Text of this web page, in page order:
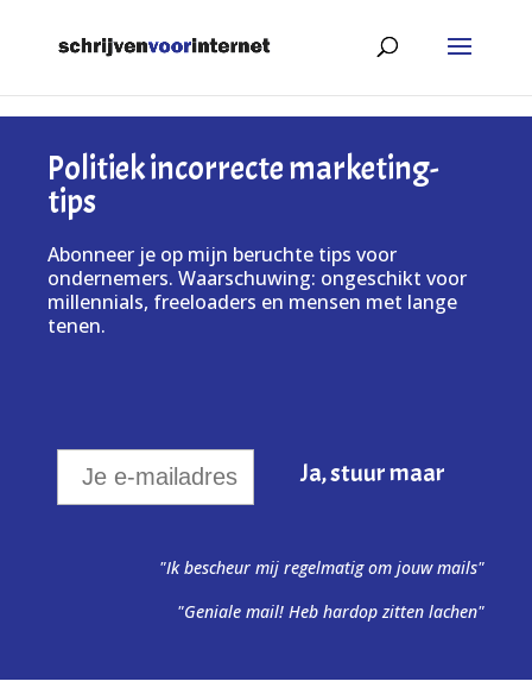
Politiek incorrecte marketing-
tips
Abonneer je op mijn beruchte tips voor
ondernemers. Waarschuwing: ongeschikt voor
millennials, freeloaders en mensen met lange
tenen.
"Ik bescheur mij regelmatig om jouw mails"
"Geniale mail! Heb hardop zitten lachen"